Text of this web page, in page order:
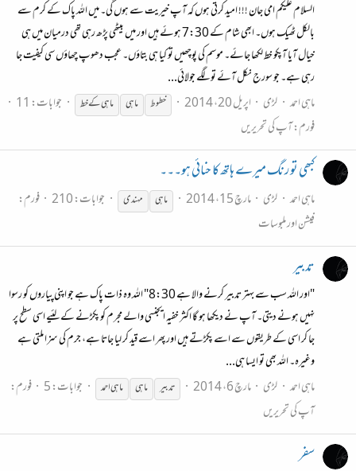
السلام علیکم امی جان !!! امید کرتی ہوں کہ آپ خیریت سے ہوں گی۔ میں اللہ پاک کے کرم سے
بالکل ٹھیک ہوں۔ ابھی شام کے 7:30 ہوئے ہیں اور میں بیٹھی پڑھ رہی تھی درمیان میں ہی
خیال آیا آپکو خط لکھا جائے۔ موسم کی پوچھیں تو کیا ہی بتاؤں۔ عجب دھوپ چھاؤں سی کیفیت جا
رہی ہے۔ جو سورج نکل آئے تو لگے جولائی...
ماہی احمد لڑی اپریل 20، 2014 خطوط ماہی ماہیکے خط
جوابات: 11
فورم:آپ کی تحریریں
کبھی تو رنگ میرے ہاتھ کا حنائی ہو۔۔۔
ماہی احمد لڑی مارچ 15، 2014 ماہی مہندی جوابات: 210
فورم:
فیشن اور ملبوسات
تدبیر
"اور اللہ سب سے بہتر تدبیر کرنے والا ہے 8:30" اللہ وہ ذات پاک ہے جو اپنی پیاروں کو رسوا
نہیں ہونے دیتی۔ آپ نے دیکھا ہو گا اکثر خفیہ ایجنسی والے مجرم کو پکڑنے کے لئیے اسی سطح پر
جا کر اسی کے طریقوں سے اسے پکڑتے ہیں اور پھر اسے قید کر لیا جاتا ہے، جرم کی سزا ملتی ہے
وغیرہ۔ اللہ بھی تو ایسا ہی...
ماہی احمد لڑی مارچ 6، 2014 تدبیر ماہی ماہیاحمد جوابات: 5
فورم:
آپ کی تحریریں
سفر